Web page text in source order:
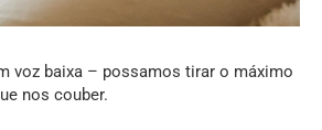
voz baixa – possamos tirar o máximo
nos couber.